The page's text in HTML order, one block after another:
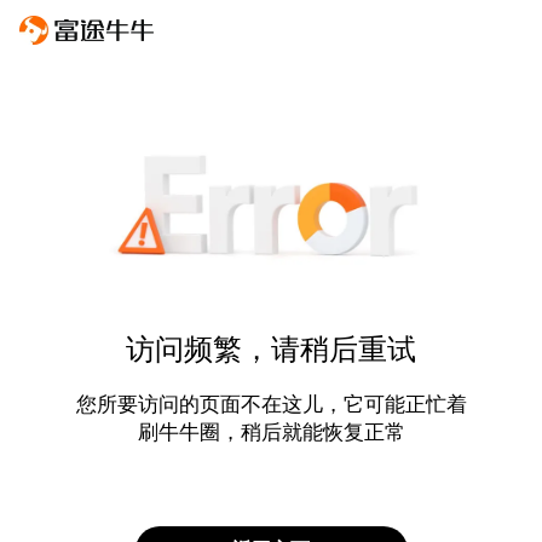
访问频繁，请稍后重试
您所要访问的页面不在这儿，它可能正忙着
刷牛牛圈，稍后就能恢复正常